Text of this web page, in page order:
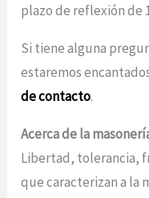
plazo de reflexión de
Si tiene alguna
estaremos
de contacto.
Acerca de la
Libertad, tolerancia,
que caracterizan a la